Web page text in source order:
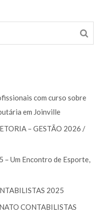
com curso sobre
em Joinville
– GESTÃO 2026 /
Um Encontro de Esporte,
2025
CONTABILISTAS